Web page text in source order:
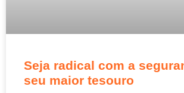
Seja radical com a
seu maior tesouro